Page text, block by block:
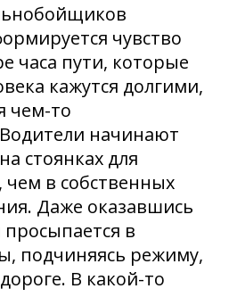
чувство
часа пути, которые
кажутся долгими,
чем-то
начинают
стоянках для
чем в собственных
Даже оказавшись
в
подчиняясь режиму,
В какой-то